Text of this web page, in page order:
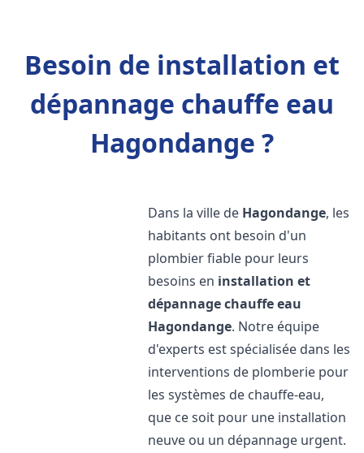
Besoin de installation et
dépannage chauffe eau
Hagondange ?
Dans la ville de Hagondange, les
habitants ont besoin d'un
plombier fiable pour leurs
besoins en installation et
dépannage chauffe eau
Hagondange. Notre équipe
d'experts est spécialisée dans les
interventions de plomberie pour
les systèmes de chauffe-eau,
que ce soit pour une installation
neuve ou un dépannage urgent.